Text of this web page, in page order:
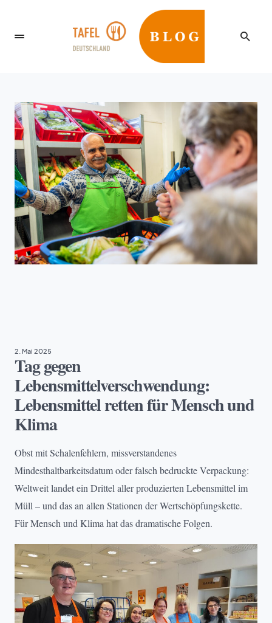
2. Mai 2025
Tag gegen
Lebensmittelverschwendung:
Lebensmittel retten für Mensch und
Klima
Obst mit Schalenfehlern, missverstandenes
Mindesthaltbarkeitsdatum oder falsch bedruckte Verpackung:
Weltweit landet ein Drittel aller produzierten Lebensmittel im
Müll – und das an allen Stationen der Wertschöpfungskette.
Für Mensch und Klima hat das dramatische Folgen.